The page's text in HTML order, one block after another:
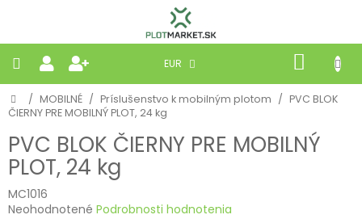
EUR
KOŠÍK
PLETIVÁ
PANELY
BRÁNY
Domov
/ MOBILNÉ / Príslušenstvo k mobilným plotom / PVC BLOK
ČIERNY PRE MOBILNÝ PLOT, 24 kg
PVC BLOK ČIERNY PRE MOBILNÝ
PLOT, 24 kg
MC1016
Priemerné
Neohodnotené Podrobnosti hodnotenia